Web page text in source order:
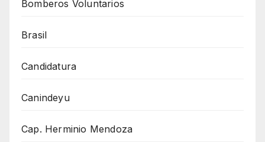
Bomberos Voluntarios
Brasil
Candidatura
Canindeyu
Cap. Herminio Mendoza